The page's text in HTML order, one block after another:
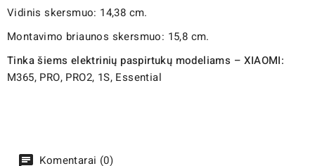
Vidinis skersmuo: 14,38 cm.
Montavimo briaunos skersmuo: 15,8 cm.
Tinka šiems elektrinių paspirtukų modeliams – XIAOMI:
M365, PRO, PRO2, 1S, Essential
Komentarai (0)